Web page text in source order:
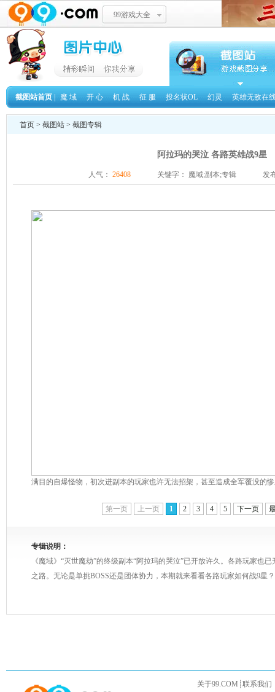
99游戏大全
截图站首页 魔 域 开 心 机 战 征 服 投名状OL 幻灵 英雄无敌在
首页 > 截图站 > 截图专辑
阿拉玛的哭泣 各路英雄战9星
人气： 26408 关键字： 魔域;副本;专辑 发
满目的自爆怪物，初次进副本的玩家也许无法招架，甚至造成全军覆没的
第一页 上一页 1 2 3 4 5 下一页
专辑说明：
《魔域》“灭世魔劫”的终级副本“阿拉玛的哭泣”已开放许久。各路玩家也
之路。无论是单挑BOSS还是团体协力，本期就来看看各路玩家如何战9星？
关于99.COM ┊ 联系我们